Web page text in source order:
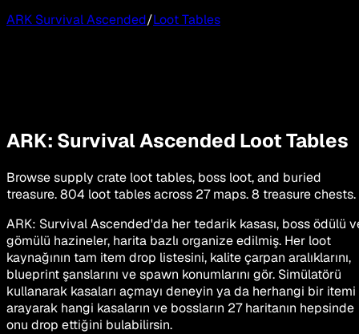
ARK Survival Ascended/Loot Tables
ARK: Survival Ascended Loot Tables
Browse supply crate loot tables, boss loot, and buried
treasure.804 loot tables across 27 maps.8 treasure chests.
ARK: Survival Ascended'da her tedarik kasası, boss ödülü
gömülü hazineler, harita bazlı organize edilmiş. Her loot
kaynağının tam item drop listesini, kalite çarpan aralıklarını,
blueprint şanslarını ve spawn konumlarını gör. Simülatörü
kullanarak kasaları açmayı deneyin ya da herhangi bir itemi
arayarak hangi kasaların ve bossların 27 haritanın hepsinde
onu drop ettiğini bulabilirsin.